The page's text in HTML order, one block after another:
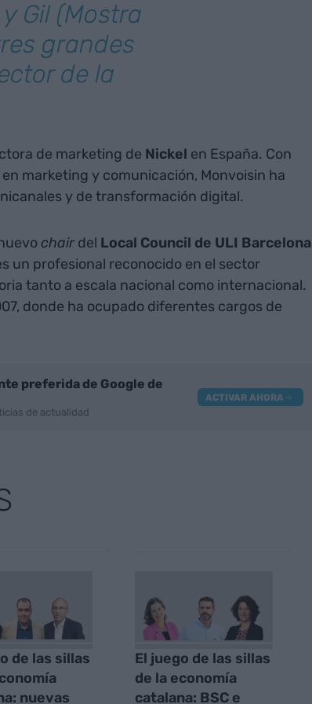
Gil (Mostra
grandes
de la
de marketing de Nickel en España. Con
marketing y comunicación, Monvoisin ha
y de transformación digital.
chairdel Local Council de ULI Barcelona
un profesional reconocido en el sector
tanto a escala nacional como internacional.
donde ha ocupado diferentes cargos de
preferida de Google de
de actualidad
ACTIVAR AHORA
de las sillas
nuevas
El juego de las sillas
de la economía
catalana: BSC e